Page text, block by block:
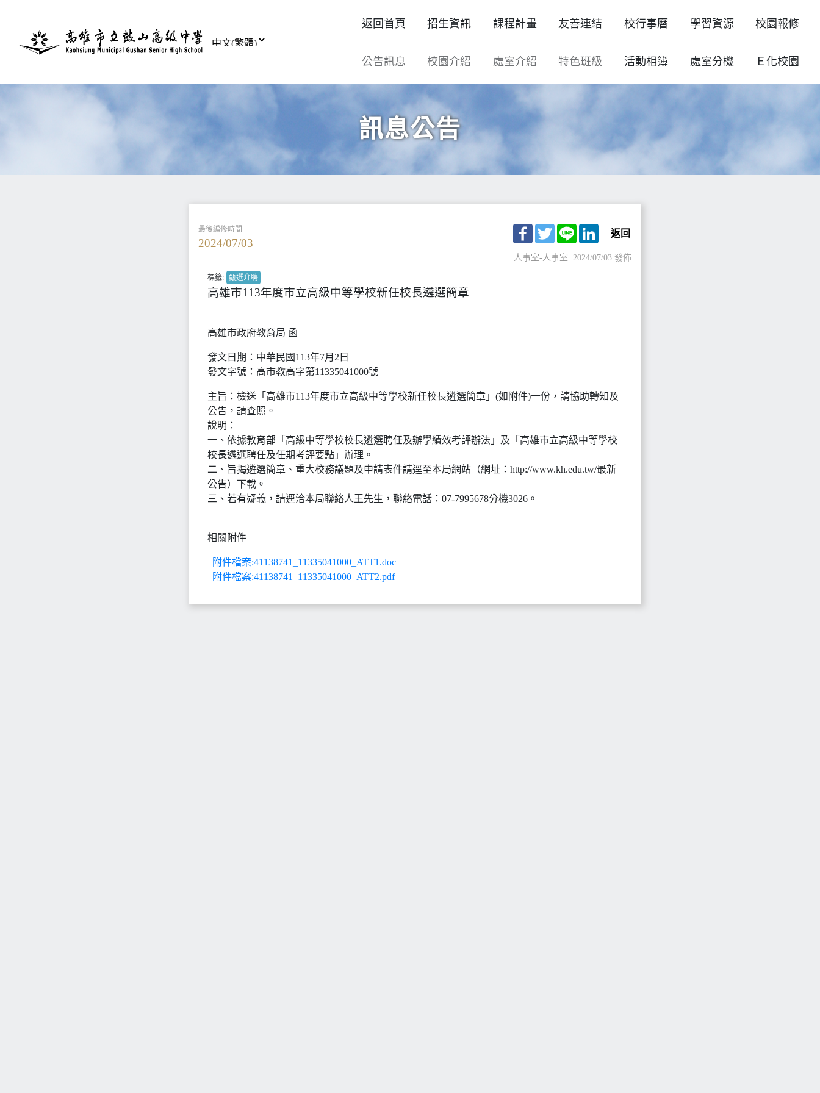
返回首頁 招生資訊 課程計畫 友善連結 校行事曆 學習資源 校園報修
公告訊息 校園介紹 處室介紹 特色班級 活動相簿 處室分機 Ｅ化校園
訊息公告
最後編修時間
2024/07/03
Facebook
TwitterLine LinkedIn
返回
人事室-人事室 2024/07/03 發佈
標籤: 甄選介聘
高雄市113年度市立高級中等學校新任校長遴選簡章
高雄市政府教育局 函
發文日期：中華民國113年7月2日
發文字號：高市教高字第11335041000號
主旨：檢送「高雄市113年度市立高級中等學校新任校長遴選簡章」(如附件)一份，請協助轉知及
公告，請查照。
說明：
一、依據教育部「高級中等學校校長遴選聘任及辦學績效考評辦法」及「高雄市立高級中等學校
校長遴選聘任及任期考評要點」辦理。
二、旨揭遴選簡章、重大校務議題及申請表件請逕至本局網站（網址：http://www.kh.edu.tw/最新
公告）下載。
三、若有疑義，請逕洽本局聯絡人王先生，聯絡電話：07-7995678分機3026。
相關附件
附件檔案:41138741_11335041000_ATT1.doc
附件檔案:41138741_11335041000_ATT2.pdf